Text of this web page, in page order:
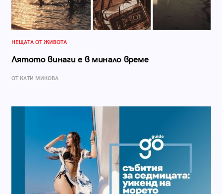
НЕЩАТА ОТ ЖИВОТА
Лятото винаги е в минало време
ОТ КАТИ МИКОВА